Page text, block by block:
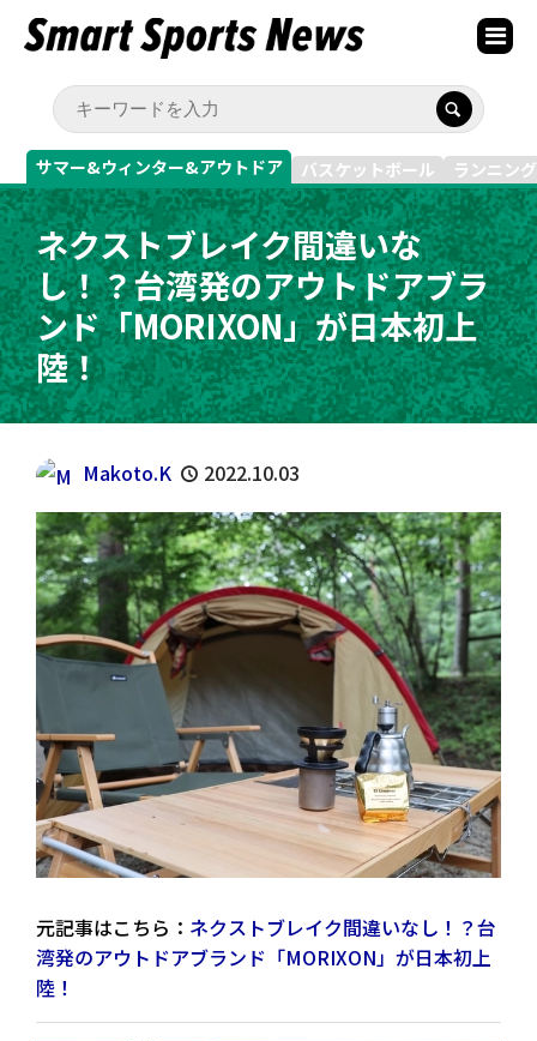
サマー&ウィンター&アウトドア バスケットボール ランニン
ネクストブレイク間違いな
し！？台湾発のアウトドアブラ
ンド「MORIXON」が日本初上
陸！
Makoto.K 2022.10.03
元記事はこちら： ネクストブレイク間違いなし！？台
湾発のアウトドアブランド「MORIXON」が日本初上
陸！